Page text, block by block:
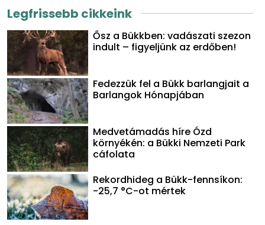
Legfrissebb cikkeink
Ősz a Bükkben: vadászati szezon
indult – figyeljünk az erdőben!
Fedezzük fel a Bükk barlangjait a
Barlangok Hónapjában
Medvetámadás híre Ózd
környékén: a Bükki Nemzeti Park
cáfolata
Rekordhideg a Bükk-fennsíkon:
-25,7 °C-ot mértek